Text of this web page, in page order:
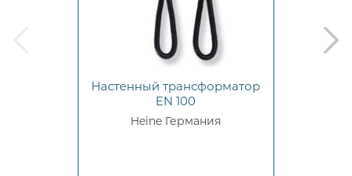
Настенный трансформатор
EN 100
Heine Германия
next